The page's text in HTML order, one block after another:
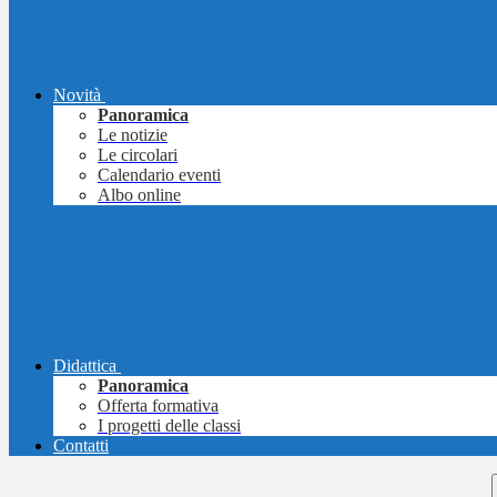
Novità
Panoramica
Le notizie
Le circolari
Calendario eventi
Albo online
Didattica
Panoramica
Offerta formativa
I progetti delle classi
Contatti